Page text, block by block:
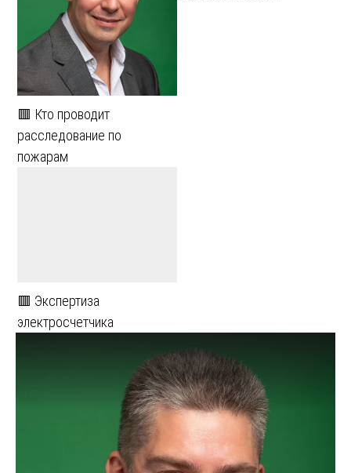
🟥 Кто проводит
расследование по
пожарам
🟥 Экспертиза
электросчетчика